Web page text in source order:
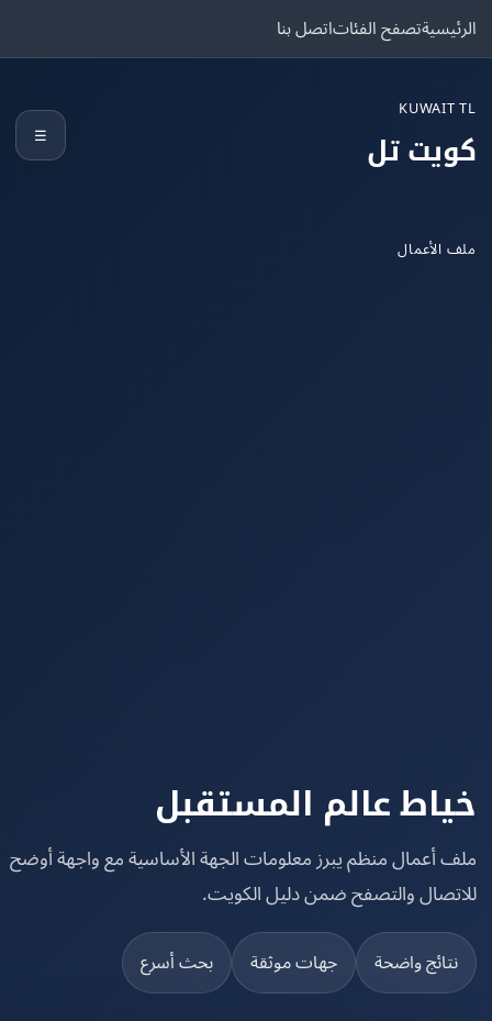
تصفح الفئاتاتصل بنا
تل
عالم المستقبل
منظم يبرز معلومات الجهة الأساسية مع واجهة أوضح
والتصفح ضمن دليل الكويت.
واضحة جهات موثقة بحث أسرع